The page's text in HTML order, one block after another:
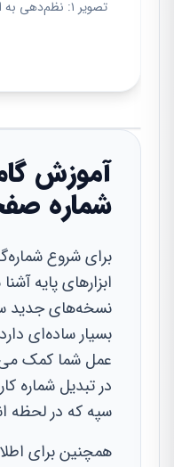
تصویر ۱: نظم‌دهی
آموزش
شماره
برای شروع
ابزارهای پایه
بسیار ساده‌ای
عمل شما کمک
در تبدیل شماره
سپه که در لحظه
همچنین برای